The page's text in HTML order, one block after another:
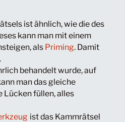
ist ähnlich, wie die des
kann man mit einem
als Priming. Damit
behandelt wurde, auf
man das gleiche
Lücken füllen, alles
ist das Kammrätsel